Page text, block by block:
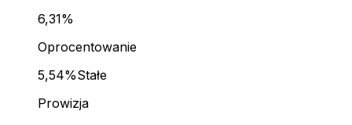
6,31%
Oprocentowanie
5,54%Stałe
Prowizja